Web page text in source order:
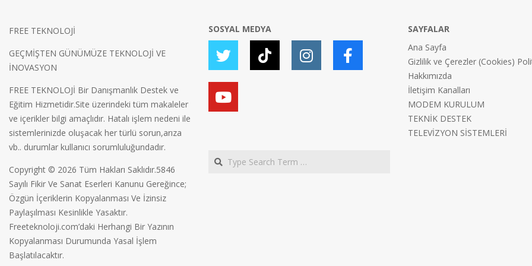
FREE TEKNOLOJİ
GEÇMİŞTEN GÜNÜMÜZE TEKNOLOJİ VE
İNOVASYON
FREE TEKNOLOJİ Bir Danışmanlık Destek ve
Eğitim Hizmetidir.Site üzerindeki tüm makaleler
ve içerikler bilgi amaçlıdır. Hatalı işlem nedeni ile
sistemlerinizde oluşacak her türlü sorun,arıza
vb.. durumlar kullanıcı sorumluluğundadır.
Copyright © 2026 Tüm Hakları Saklıdır.5846
Sayılı Fikir Ve Sanat Eserleri Kanunu Gereğince;
Özgün İçeriklerin Kopyalanması Ve İzinsiz
Paylaşılması Kesinlikle Yasaktır.
Freeteknoloji.com’daki Herhangi Bir Yazının
Kopyalanması Durumunda Yasal İşlem
Başlatılacaktır.
SOSYAL MEDYA
Search
SAYFALAR
Ana Sayfa
Gizlilik ve Çerezler (Cookies)
Hakkımızda
İletişim Kanalları
MODEM KURULUM
TEKNİK DESTEK
TELEVİZYON SİSTEMLERİ